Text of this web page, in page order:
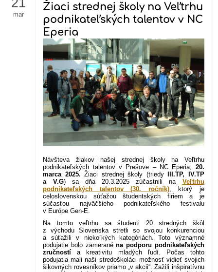
mar
Žiaci strednej školy na Veľtrhu
podnikateľských talentov v NC
Eperia
Návšteva žiakov našej strednej školy na Veľtrhu
podnikateľských talentov v Prešove – NC Eperia, 20.
marca 2025.Žiaci strednej školy (triedy
III.TP, IV.TP
a V.G) sa dňa 20.3.2025 zúčastnili na Veľtrhu
podnikateľských talentov (30. ročník), ktorý je
celoslovenskou súťažou študentských firiem a je
súčasťou najväčšieho podnikateľského festivalu
v Európe Gen-E.
Na tomto veľtrhu sa študenti 20 stredných škôl
z východu Slovenska stretli so svojou konkurenciou
a súťažili v niekoľkých kategóriách. Toto významné
podujatie bolo zameranéna podporu podnikateľských
zručností a kreativitu mladých ľudí.
Počas tohto
podujatia mali naši stredoškoláci možnosť vidieť svojich
šikovných rovesníkov priamo „v akcii“. Zažili inšpiratívnu